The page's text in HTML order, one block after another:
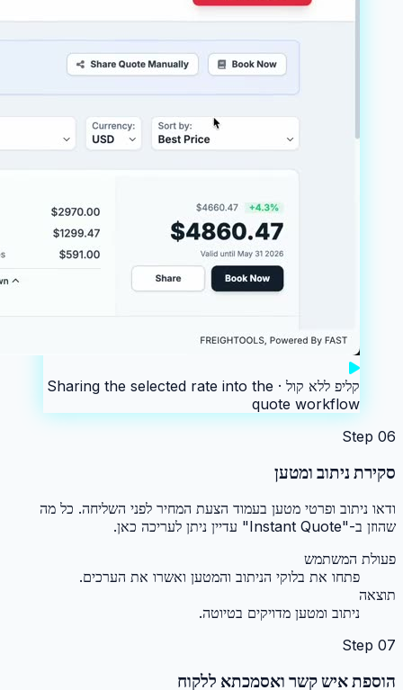
קליפ ללא קול · Sharing the selected rate into the
quote workflow
Step 06
סקירת ניתוב ומטען
ודאו ניתוב ופרטי מטען בעמוד הצעת המחיר לפני השליחה. כל מה
שהוזן ב-"Instant Quote" עדיין ניתן לעריכה כאן.
פעולת המשתמש
פתחו את בלוקי הניתוב והמטען ואשרו את הערכים.
תוצאה
ניתוב ומטען מדויקים בטיוטה.
Step 07
הוספת איש קשר ואסמכתא ללקוח